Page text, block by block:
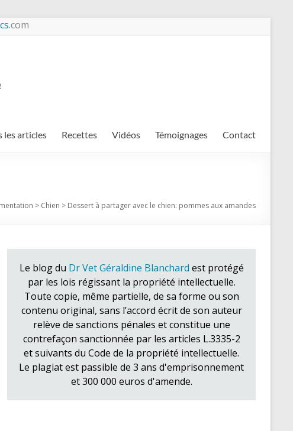
.com
les articles Recettes Vidéos Témoignages Contact
> Chien > Dessert à partager avec le chien: pommes aux amandes
Le blog du Dr Vet Géraldine Blanchard est protégé
par les lois régissant la propriété intellectuelle.
Toute copie, même partielle, de sa forme ou son
contenu original, sans l’accord écrit de son auteur
relève de sanctions pénales et constitue une
contrefaçon sanctionnée par les articles L.3335-2
et suivants du Code de la propriété intellectuelle.
Le plagiat est passible de 3 ans d'emprisonnement
et 300 000 euros d'amende.